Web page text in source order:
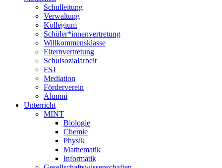
Schulleitung
Verwaltung
Kollegium
Schüler*innenvertretung
Willkommensklasse
Elternvertretung
Schulsozialarbeit
FSJ
Mediation
Förderverein
Alumni
Unterricht
MINT
Biologie
Chemie
Physik
Mathematik
Informatik